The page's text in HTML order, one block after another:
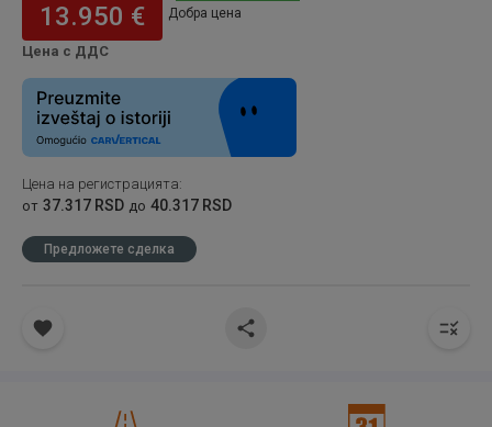
13.950 €
Цена с ДДС
Добра цена
Цена на регистрацията:
от 37.317 RSD до 40.317 RSD
Предложете сделка